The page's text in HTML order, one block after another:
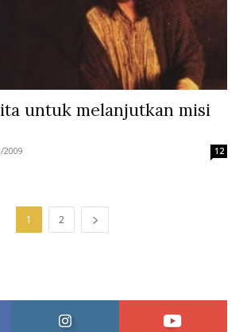
untuk melanjutkan misi
2009 12
1 2